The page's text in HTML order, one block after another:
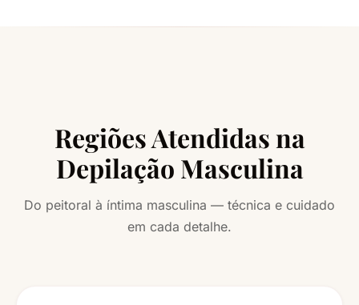
Regiões Atendidas na
Depilação Masculina
Do peitoral à íntima masculina — técnica e cuidado
em cada detalhe.